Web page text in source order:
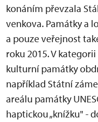
konáním převzala
venkova. Památky a
a pouze veřejnost
roku 2015. V
kulturní památky
například Státní
areálu památky
haptickou „knížku" -